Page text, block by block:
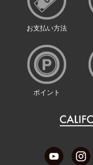
お支払い方法
ポイント